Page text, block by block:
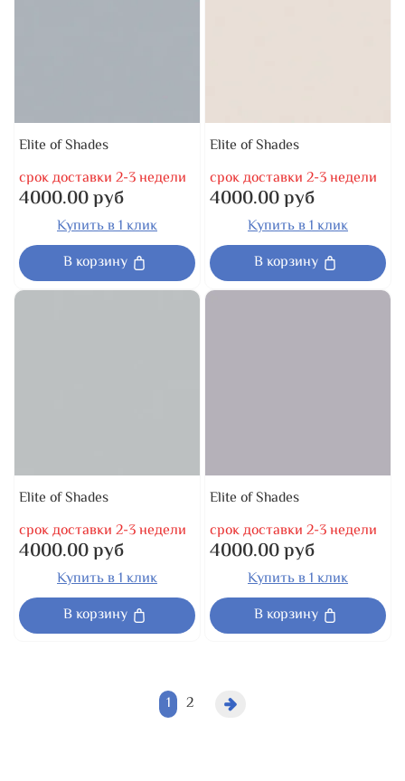
Elite of Shades
срок доставки 2-3 недели
4000.00 руб
Купить в 1 клик
В корзину
Elite of Shades
срок доставки 2-3 недели
4000.00 руб
Купить в 1 клик
В корзину
Elite of Shades
срок доставки 2-3 недели
4000.00 руб
Купить в 1 клик
В корзину
Elite of Shades
срок доставки 2-3 недели
4000.00 руб
Купить в 1 клик
В корзину
1 2